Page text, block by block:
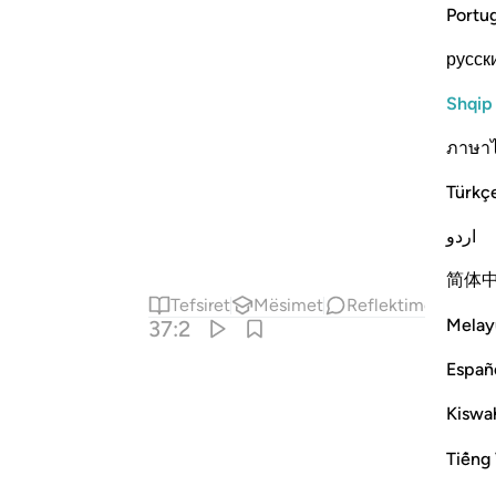
Shqip
ภาษา
اردو
简体
Tiếng
Tefsiret Mësimet Reflektime
37:2